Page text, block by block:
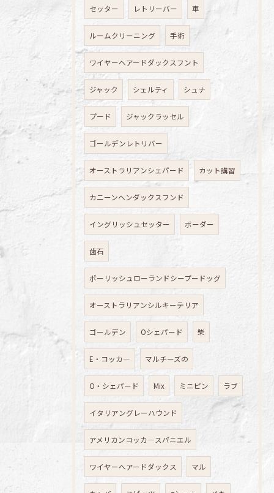
セッター レトリーバー 車
ルームクリーニング 手術
ワイヤーヘアードダックスフント
ジャック シェルティ シュナ
プード ジャックラッセル
ゴールデンレトリバー
オーストラリアンシェパード カット講習
カニーンヘンダックスフンド
イングリッシュセッター ボーダー
歯石
ポーリッシュローランドシープードッグ
オーストラリアンシルキーテリア
ゴールデン Oシェパード 柴
E・コッカ― マルチーズの
O・シェパード Mix ミニピン ラブ
イタリアングレーハウンド
アメリカンコッカ―スパニエル
ワイヤーへアードダックス マル